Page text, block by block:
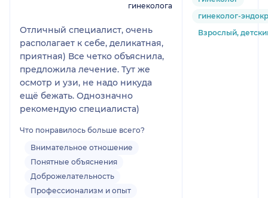
гинеколога
Отличный специалист, очень
располагает к себе, деликатная,
приятная) Все четко объяснила,
предложила лечение. Тут же
осмотр и узи, не надо никуда
ещё бежать. Однозначно
рекомендую специалиста)
Что понравилось больше всего?
Внимательное отношение
Понятные объяснения
Доброжелательность
Профессионализм и опыт
гинеколог-
Взрослый,